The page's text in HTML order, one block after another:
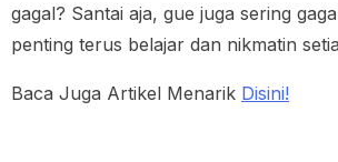
gagal? Santai aja, gue juga sering
penting terus belajar dan nikmatin
Baca Juga Artikel Menarik Disini!